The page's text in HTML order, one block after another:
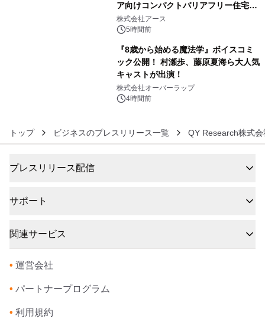
ア向けコンパクトバリアフリー住宅が
誕生
株式会社アース
5時間前
『8歳から始める魔法学』ボイスコミ
ック公開！ 村瀬歩、藤原夏海ら大人気
キャストが出演！
株式会社オーバーラップ
4時間前
トップ ビジネスのプレスリリース一覧 QY Research株式会
プレスリリース配信
サポート
関連サービス
• 運営会社
• パートナープログラム
• 利用規約